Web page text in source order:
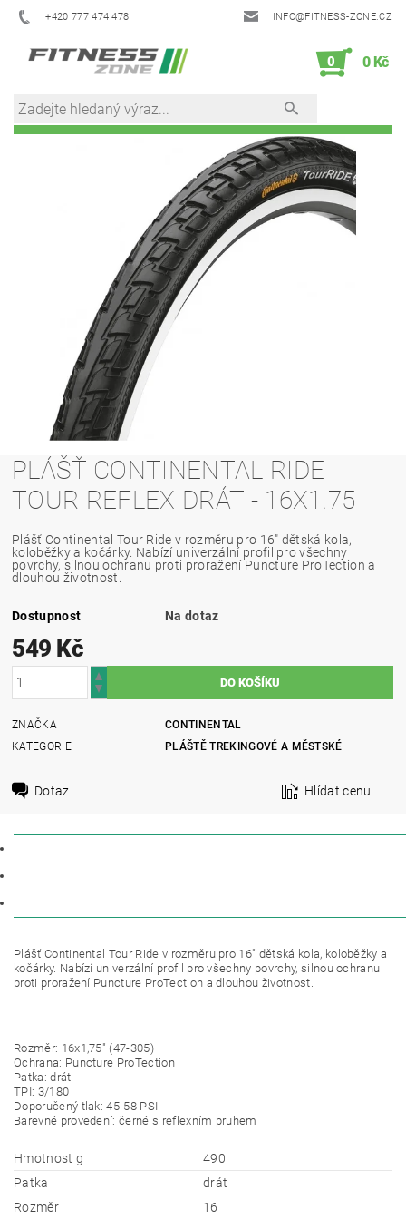
+420 777 474 478 INFO@FITNESS-ZONE.CZ
0 0 Kč
PLÁŠŤ CONTINENTAL RIDE
TOUR REFLEX DRÁT - 16X1.75
Plášť Continental Tour Ride v rozměru pro 16" dětská kola,
koloběžky a kočárky. Nabízí univerzální profil pro všechny
povrchy, silnou ochranu proti proražení Puncture ProTection a
dlouhou životnost.
Dostupnost Na dotaz
549 Kč
ZNAČKA
CONTINENTAL
KATEGORIE
PLÁŠTĚ TREKINGOVÉ A MĚSTSKÉ
Dotaz Hlídat cenu
Plášť Continental Tour Ride v rozměru pro 16" dětská kola, koloběžky a
kočárky. Nabízí univerzální profil pro všechny povrchy, silnou ochranu
proti proražení Puncture ProTection a dlouhou životnost.
Rozměr: 16x1,75" (47-305)
Ochrana: Puncture ProTection
Patka: drát
TPI: 3/180
Doporučený tlak: 45-58 PSI
Barevné provedení: černé s reflexním pruhem
Hmotnost g
490
Patka
drát
Rozměr
16